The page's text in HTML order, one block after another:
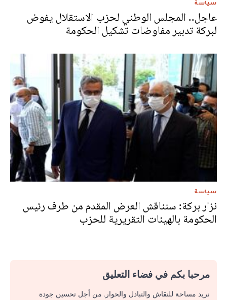
سياسة
عاجل.. المجلس الوطني لحزب الاستقلال يفوض
لبركة تدبير مفاوضات تشكيل الحكومة
سياسة
نزار بركة: سنناقش العرض المقدم من طرف رئيس
الحكومة بالهيئات التقريرية للحزب
مرحبا بكم في فضاء التعليق
نريد مساحة للنقاش والتبادل والحوار. من أجل تحسين جودة